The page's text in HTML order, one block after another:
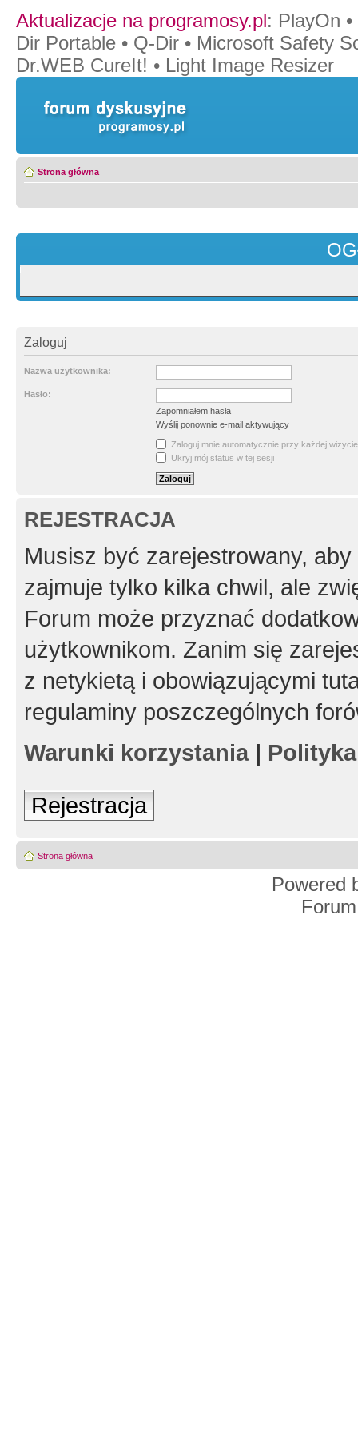
Aktualizacje na programosy.pl: PlayOn •
Dir Portable • Q-Dir • Microsoft Safety
Dr.WEB CureIt! • Light Image Resizer
Strona główna
Zaloguj
Nazwa użytkownika:
Hasło:
Zapomniałem hasła
Wyślij ponownie e-mail aktywujący
Zaloguj mnie automatycznie przy każdej wizycie
Ukryj mój status w tej sesji
REJESTRACJA
Musisz być zarejestrowany,
zajmuje tylko kilka chwil, ale
Forum może przyznać
użytkownikom. Zanim się
z netykietą i obowiązującymi
regulaminy poszczególnych
Warunki korzystania|
Rejestracja
Strona główna
Powered